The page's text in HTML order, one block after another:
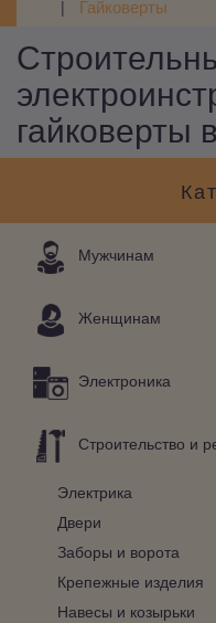
Гайковерты
гайковерты
Мужчинам
Женщинам
Электроника
Строительство и
Электрика
Двери
Заборы и ворота
Крепежные изделия
Навесы и козырьки